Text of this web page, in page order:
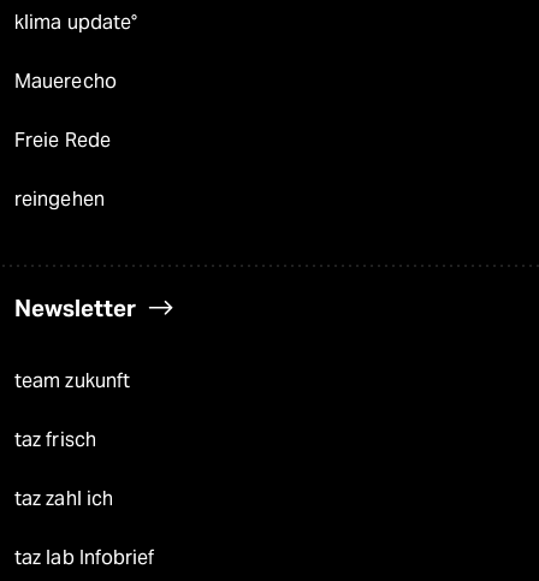
klima update°
Mauerecho
Freie Rede
reingehen
Newsletter
team zukunft
taz frisch
taz zahl ich
taz lab Infobrief